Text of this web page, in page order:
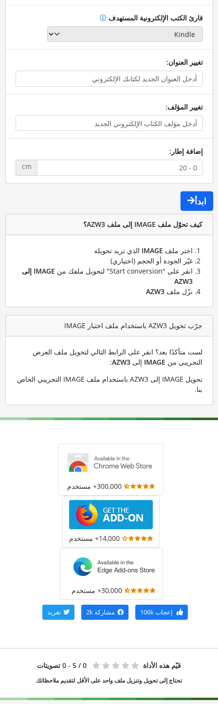
قارئ الكتب الإلكترونية المستهدف
تغيير العنوان:
تغيير المؤلف:
إضافة إطار:
cm
ابدأ
كيف تحوّل ملف IMAGE إلى ملف AZW3؟
اختر ملف IMAGEالذي تريد تحويله
غيّر الجودة أو الحجم (اختياري)
انقر على "Start conversion" لتحويل ملفك من
IMAGE إلى
AZW3
نزّل ملف AZW3
جرّب تحويل AZW3 باستخدام ملف اختبار IMAGE
لست متأكدًا بعد؟ انقر على الرابط التالي لتحويل ملف العرض
التجريبي من IMAGEإلى AZW3
:
تحويل IMAGE إلى AZW3 باستخدام ملف IMAGE التجريبي الخاص
بنا.
300,000+ مستخدم
14,000+ مستخدم
30,000+ مستخدم
إعجاب106k مشاركة 2k تغريد
قيّم هذه الأداة 0 / 5 - 0 تصويتات
تحتاج إلى تحويل وتنزيل ملف واحد على الأقل لتقديم ملاحظاتك